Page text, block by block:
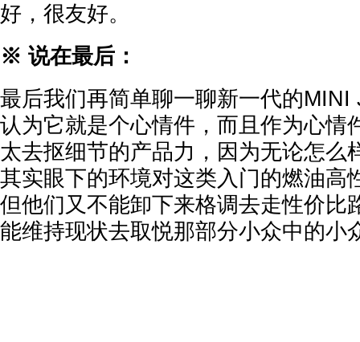
好，很友好。
※ 说在最后：
最后我们再简单聊一聊新一代的MINI
认为它就是个心情件，而且作为心情
太去抠细节的产品力，因为无论怎么
其实眼下的环境对这类入门的燃油高
但他们又不能卸下来格调去走性价比
能维持现状去取悦那部分小众中的小